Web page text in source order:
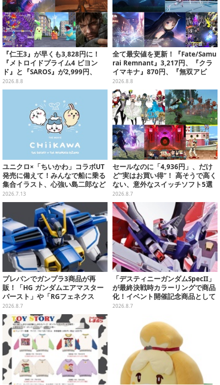
『仁王3』が早くも3,828円に！
『メトロイドプライム4 ビヨン
ド』と『SAROS』が2,999円、
『メタルギアソリッド Δ』は2,49
9円─ゲオ店舗＆ストアのゲームセ
ールは8月8日から
2026.8.8
全て最安値を更新！『Fate/Samu
rai Remnant』3,217円、『クラ
イマキナ』870円、『無双アビ
ス』1,188円、『星空鉄道とシロ
の旅』3,190円【eショップ・PS S
toreのお薦めセール】
2026.8.8
ユニクロ×「ちいかわ」コラボUT
発売に備えて！みんなで船に乗る
集合イラスト、心強い島二郎など
映画を記念した特別コレクション
2026.7.13
セールなのに「4,936円」、だけ
ど“実はお買い得”！ 高そうで高く
ない、意外なスイッチソフト5選
2026.8.7
プレバンでガンプラ3商品が再
販！「HG ガンダムエアマスター
バースト」や「RGフェネクス
（ナラティブVer.）」も
2026.8.7
「デスティニーガンダムSpecII」
が最終決戦時カラーリングで商品
化！イベント開催記念商品として
METAL ROBOT魂に新登場
2026.8.7